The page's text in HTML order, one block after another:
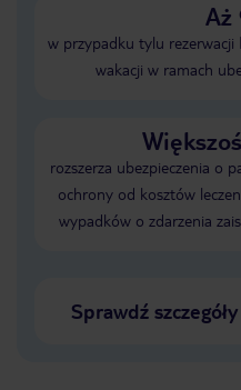
Aż
w przypadku tylu
wakacji w ramach
rozszerza ubezpieczenia o
ochrony od kosztów
wypadków o zdarzenia
Sprawdź